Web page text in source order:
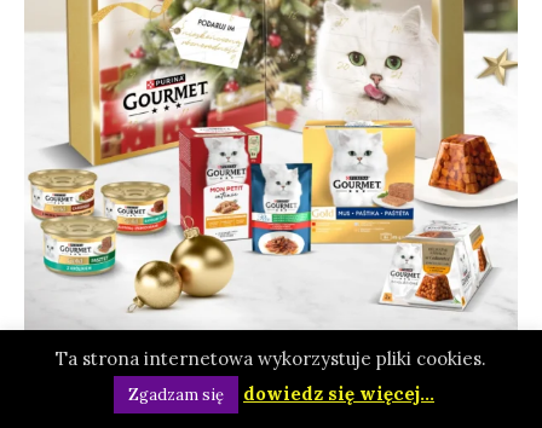
Ta strona internetowa wykorzystuje pliki cookies.
Zgadzam się dowiedz się więcej...